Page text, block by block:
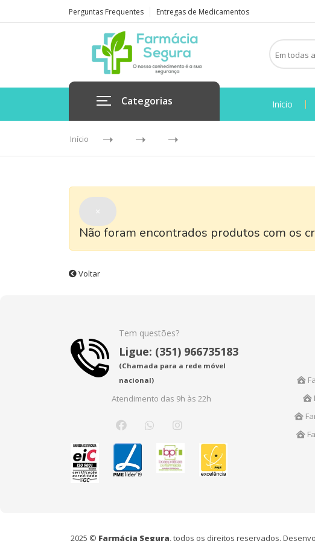
Perguntas Frequentes Entregas de Medicamentos
Categorias Início
Início
×
Não foram encontrados produtos com os
Voltar
Tem questões?
Ligue: (351) 966735183
(Chamada para a rede móvel
nacional)
Atendimento das 9h às 22h
2025 © Farmácia Segura, todos os direitos reservados.